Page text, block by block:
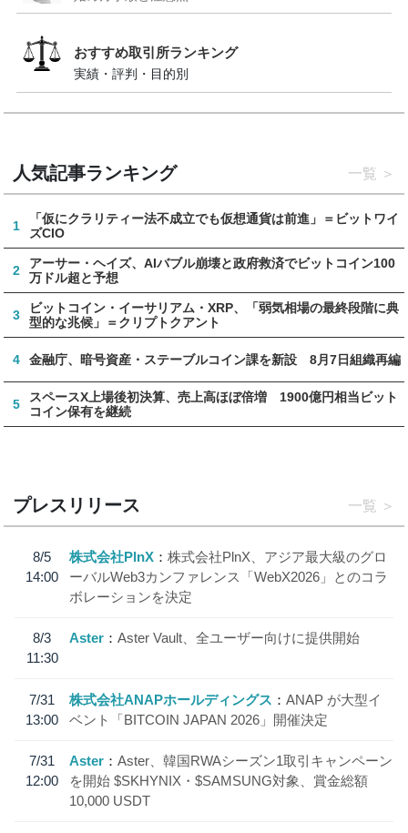
おすすめ取引所ランキング
実績・評判・目的別
人気記事ランキング 一覧
1
「仮にクラリティー法不成立でも仮想通貨は前進」＝ビットワイ
ズCIO
2
アーサー・ヘイズ、AIバブル崩壊と政府救済でビットコイン100
万ドル超と予想
3
ビットコイン・イーサリアム・XRP、「弱気相場の最終段階に典
型的な兆候」＝クリプトクアント
4 金融庁、暗号資産・ステーブルコイン課を新設 8月7日組織再編
5
スペースX上場後初決算、売上高ほぼ倍増 1900億円相当ビット
コイン保有を継続
プレスリリース 一覧
8/5
14:00
株式会社PlnX
株式会社PlnX、アジア最大級のグロ
ーバルWeb3カンファレンス「WebX2026」とのコラ
ボレーションを決定
8/3
11:30
Aster Aster Vault、全ユーザー向けに提供開始
7/31
13:00
株式会社ANAPホールディングス
ANAP が大型イ
ベント「BITCOIN JAPAN 2026」開催決定
7/31
12:00
Aster
Aster、韓国RWAシーズン1取引キャンペーン
を開始 $SKHYNIX・$SAMSUNG対象、賞金総額
10,000 USDT